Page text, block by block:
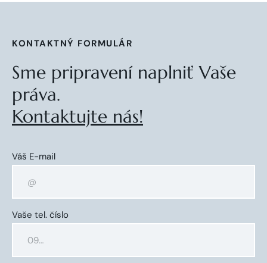
KONTAKTNÝ FORMULÁR
Sme pripravení naplniť Vaše
práva.
Kontaktujte nás!
Váš E-mail
Vaše tel. číslo